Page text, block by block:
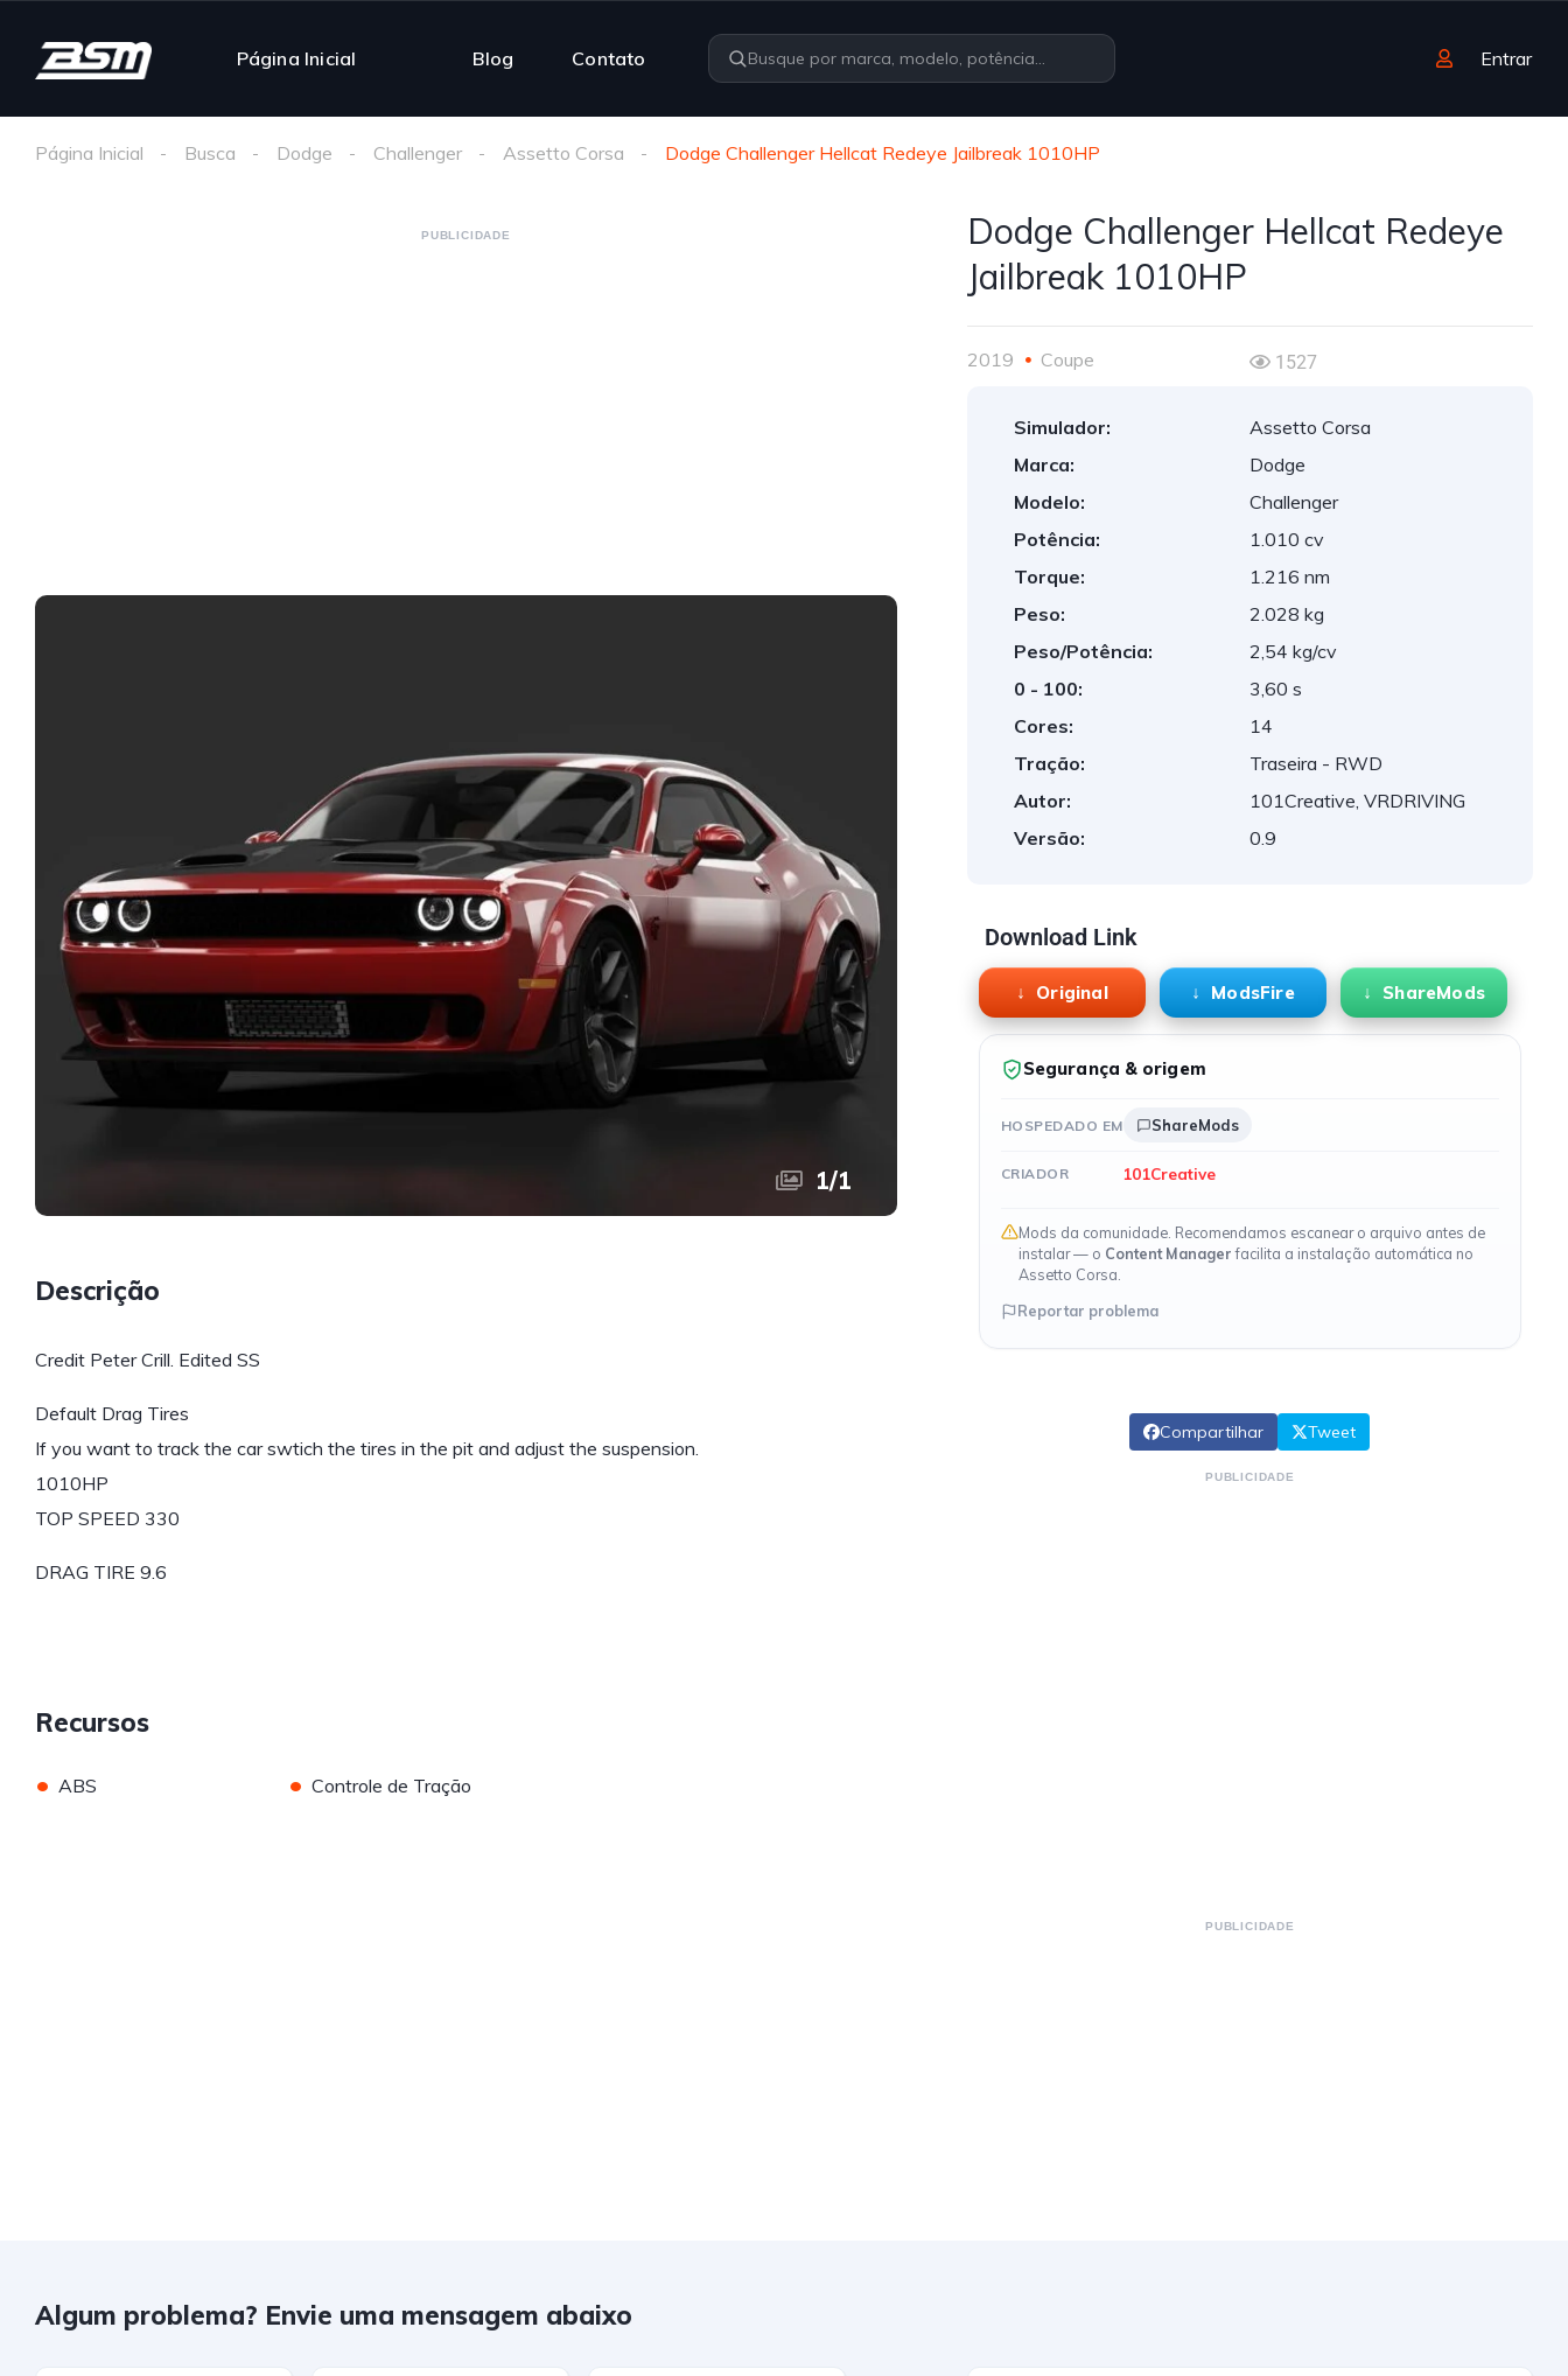
Página Inicial Blog Contato Entrar
Página Inicial Busca Dodge Challenger Assetto Corsa Dodge Challenger Hellcat Redeye Jailbreak 1010HP
PUBLICIDADE
1/1
Descrição
Credit Peter Crill. Edited SS
Default Drag Tires
If you want to track the car swtich the tires in the pit and adjust the suspension.
1010HP
TOP SPEED 330
DRAG TIRE 9.6
Recursos
• ABS • Controle de Tração
Dodge Challenger Hellcat Redeye
Jailbreak 1010HP
2019 Coupe 1527
Simulador:
Assetto Corsa
Marca:
Dodge
Modelo:
Challenger
Potência:
1.010 cv
Torque:
1.216 nm
Peso:
2.028 kg
Peso/Potência:
2,54 kg/cv
0 - 100:
3,60 s
Cores:
14
Tração:
Traseira - RWD
Autor:
101Creative, VRDRIVING
Versão:
0.9
Download Link
Original ModsFire ShareMods
Segurança & origem
HOSPEDADO EM ShareMods
CRIADOR 101Creative
Mods da comunidade. Recomendamos escanear o arquivo antes de
instalar — o Content Managerfacilita a instalação automática no
Assetto Corsa.
Reportar problema
Compartilhar Tweet
PUBLICIDADE
PUBLICIDADE
Algum problema? Envie uma mensagem abaixo